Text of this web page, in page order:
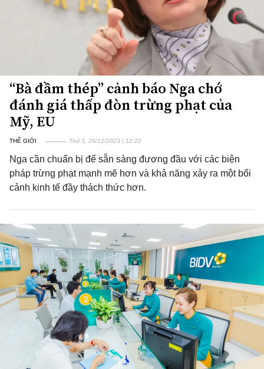
“Bà đầm thép” cảnh báo Nga chớ
đánh giá thấp đòn trừng phạt của
Mỹ, EU
THẾ GIỚI Thứ 3, 26/12/2023 | 12:22
Nga cần chuẩn bị để sẵn sàng đương đầu với các biện
pháp trừng phạt mạnh mẽ hơn và khả năng xảy ra một bối
cảnh kinh tế đầy thách thức hơn.